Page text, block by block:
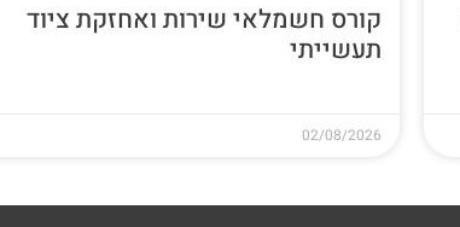
קורס חשמלאי שירות ואחזקת ציוד
תעשייתי
02/08/2026